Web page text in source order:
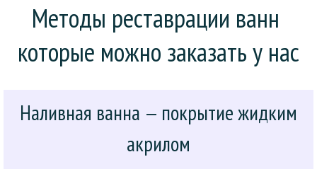
Методы реставрации ванн
которые можно заказать у нас
Наливная ванна — покрытие жидким
акрилом